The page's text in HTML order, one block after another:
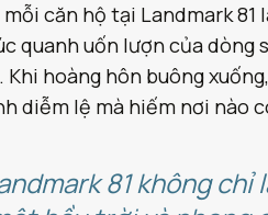
căn hộ tại Landmark
quanh uốn lượn của dòng
hoàng hôn buông
diễm lệ mà hiếm nơi nào
81 không